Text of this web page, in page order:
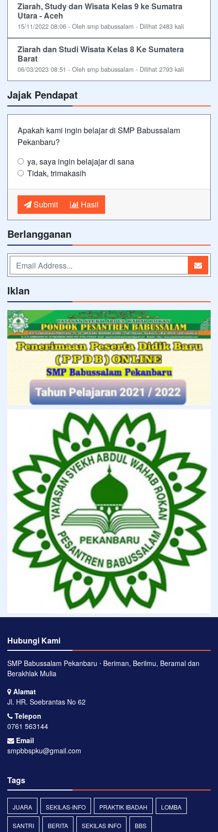
Ziarah, Study dan Wisata Kelas 9 ke Sumatra
Utara - Aceh
15/11/2022 08:06 - Oleh smp babussalam - Dilihat 2483 kali
Ziarah dan Studi Wisata Kelas 8 Ke Sumatera
Barat
06/03/2023 08:51 - Oleh smp babussalam - Dilihat 2793 kali
Jajak Pendapat
Apakah kami ingin belajar di SMP Babussalam
Pekanbaru?
ya, saya ingin belajajar di sana
Tidak, trimakasih
Submit Hasil
Berlangganan
Iklan
Hubungi Kami
SMP Babussalam Pekanbaru ⋅ Beriman, Berilmu, Beramal dan
Berakhlak Mulia
Alamat
Jl. HR. Soebrantas No 62
Telepon
0761 563144
Email
smpbbspku@gmail.com
Tags
JUARA SEKILAS-INFO PRAKTIK IBADAH LOMBA
SANTRI BERITA SEKILAS INFO BBS